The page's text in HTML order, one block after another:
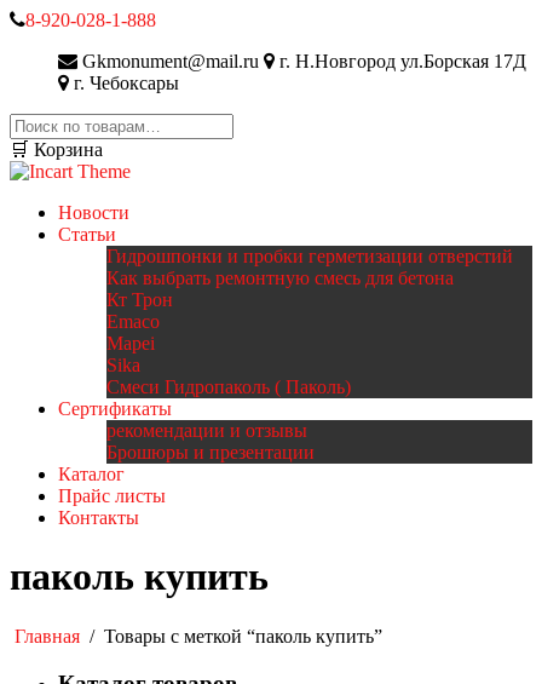
8-920-028-1-888
Gkmonument@mail.ru
г. Н.Новгород ул.Борская 17Д
г. Чебоксары
Искать:
🛒 Корзина
Новости
Статьи
Гидрошпонки и пробки герметизации отверстий
Как выбрать ремонтную смесь для бетона
Кт Трон
Emaco
Mapei
Sika
Смеси Гидропаколь ( Паколь)
Сертификаты
рекомендации и отзывы
Брошюры и презентации
Каталог
Прайс листы
Контакты
паколь купить
Главная / Товары с меткой “паколь купить”